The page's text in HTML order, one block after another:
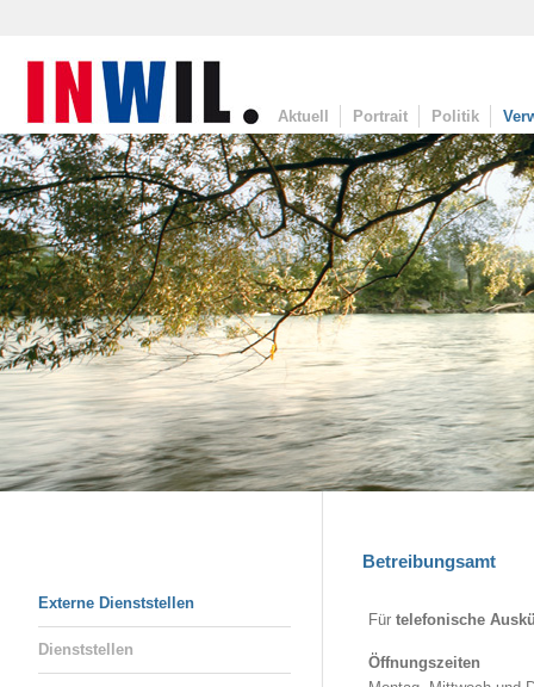
Aktuell Portrait Politik
Externe Dienststellen
Dienststellen
Betreibungsamt
Für telefonische
Öffnungszeiten